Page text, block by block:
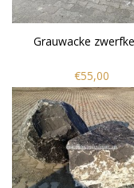
Grauwacke
€55,00